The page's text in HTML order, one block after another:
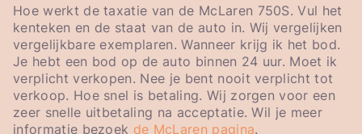
Hoe werkt de taxatie van de McLaren 750S. Vul het
kenteken en de staat van de auto in. Wij vergelijken
vergelijkbare exemplaren. Wanneer krijg ik het bod.
Je hebt een bod op de auto binnen 24 uur. Moet ik
verplicht verkopen. Nee je bent nooit verplicht tot
verkoop. Hoe snel is betaling. Wij zorgen voor een
zeer snelle uitbetaling na acceptatie. Wil je meer
informatie bezoek de McLaren pagina.